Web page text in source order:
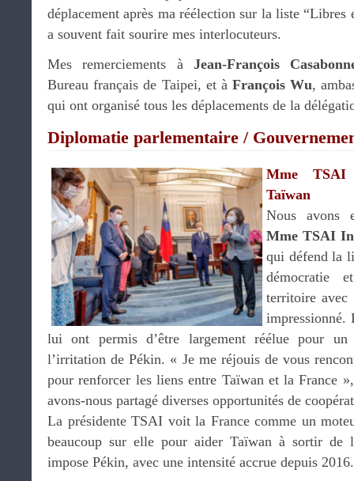
déplacement après ma réélection sur la liste “Libres
a souvent fait sourire mes interlocuteurs.
Mes remerciements à Jean-François
Bureau français de Taipei, et à François Wu,
qui ont organisé tous les déplacements de la
Diplomatie parlementaire /
Mme TSAI
Taïwan
Nous avons
Mme TSAI
qui défend la
démocratie
territoire avec
impressionné.
lui ont permis d’être largement réélue pour un
l’irritation de Pékin. « Je me réjouis de vous
pour renforcer les liens entre Taïwan et la France
avons-nous partagé diverses opportunités de
La présidente TSAI voit la France comme un
beaucoup sur elle pour aider Taïwan à sortir de
impose Pékin, avec une intensité accrue depuis